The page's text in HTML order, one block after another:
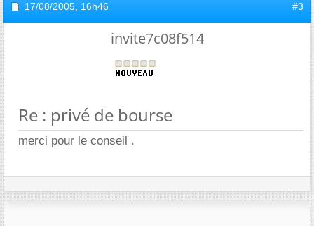
17/08/2005, 16h46 #3
invite7c08f514
Re : privé de bourse
merci pour le conseil .